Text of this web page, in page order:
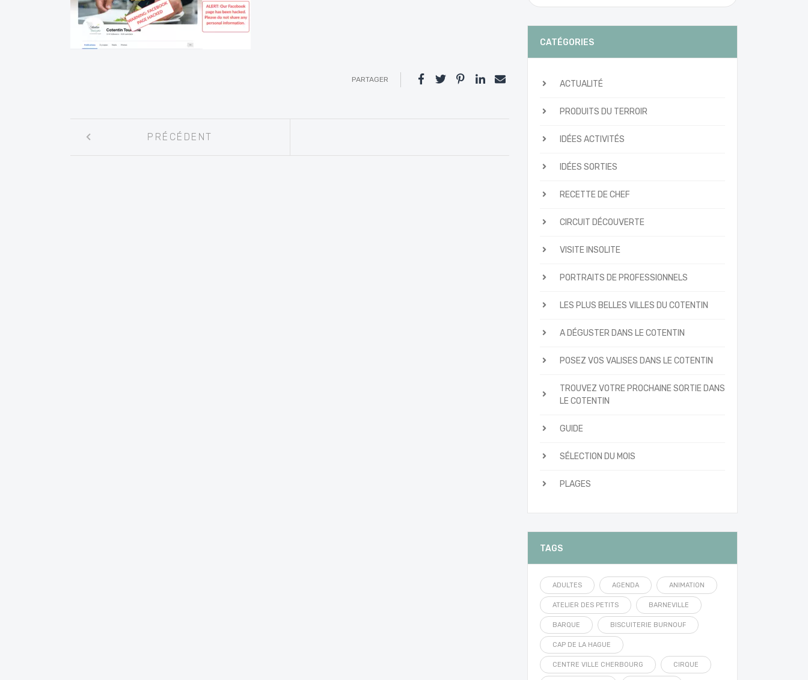
PARTAGER
entre
PRÉCÉDENT
CATÉGORIES
ACTUALITÉ
PRODUITS DU TERROIR
IDÉES ACTIVITÉS
IDÉES SORTIES
RECETTE DE CHEF
CIRCUIT DÉCOUVERTE
VISITE INSOLITE
PORTRAITS DE PROFESSIONNELS
LES PLUS BELLES VILLES DU COTENTIN
A DÉGUSTER DANS LE COTENTIN
POSEZ VOS VALISES DANS LE COTENTIN
TROUVEZ VOTRE PROCHAINE SORTIE DANS
LE COTENTIN
GUIDE
SÉLECTION DU MOIS
PLAGES
TAGS
ADULTES AGENDA ANIMATION
ATELIER DES PETITS BARNEVILLE
BARQUE BISCUITERIE BURNOUF
CAP DE LA HAGUE
CENTRE VILLE CHERBOURG CIRQUE